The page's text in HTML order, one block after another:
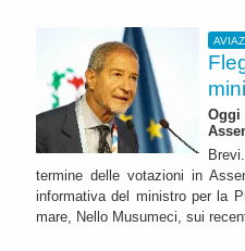
Oggi
termine delle votazioni in
informativa del ministro per la
mare, Nello Musumeci, sui